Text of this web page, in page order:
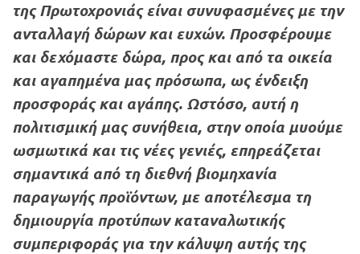
της Πρωτοχρονιάς είναι συνυφασμένες με την
ανταλλαγή δώρων και ευχών. Προσφέρουμε
και δεχόμαστε δώρα, προς και από τα οικεία
και αγαπημένα μας πρόσωπα, ως ένδειξη
προσφοράς και αγάπης. Ωστόσο, αυτή η
πολιτισμική μας συνήθεια, στην οποία μυούμε
ωσμωτικά και τις νέες γενιές, επηρεάζεται
σημαντικά από τη διεθνή βιομηχανία
παραγωγής προϊόντων, με αποτέλεσμα τη
δημιουργία προτύπων καταναλωτικής
συμπεριφοράς για την κάλυψη αυτής της